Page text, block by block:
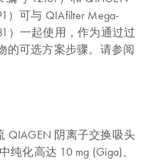
）可与 QIAfilter Mega-
）一起使用，作为通过过
的可选方案步骤。请参阅
QIAGEN 阴离子交换吸头
化高达 10 mg (Giga)、